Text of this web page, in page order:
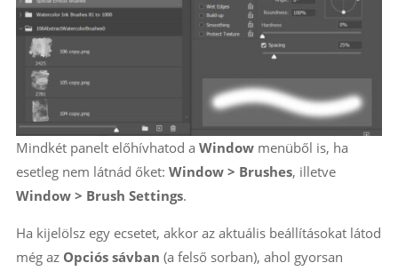
Mindkét panelt előhívhatod a Windowmenüből is, ha
esetleg nem látnád őket: Window > Brushes, illetve
Window > Brush Settings.
Ha kijelölsz egy ecsetet, akkor az aktuális beállításokat látod
még az Opciós sávban (a felső sorban), ahol gyorsan